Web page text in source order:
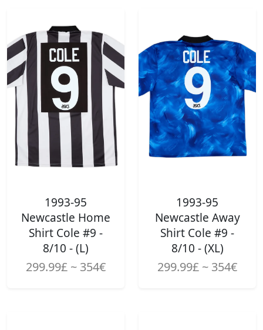
1993-95
Newcastle Home
Shirt Cole #9 -
8/10 - (L)
299.99£ ~ 354€
1993-95
Newcastle Away
Shirt Cole #9 -
8/10 - (XL)
299.99£ ~ 354€